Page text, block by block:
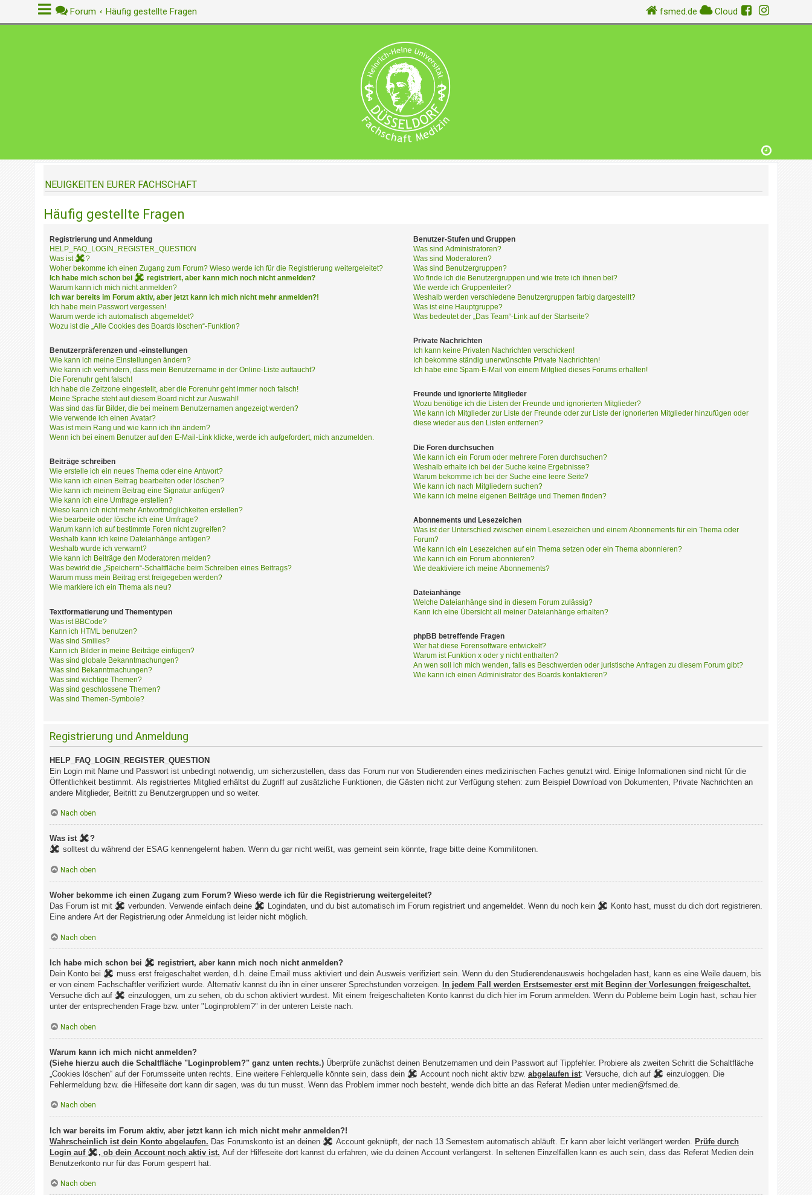
Forum Häufig gestellte Fragen fsmed.de Cloud
NEUIGKEITEN EURER FACHSCHAFT
Häufig gestellte Fragen
Registrierung und Anmeldung
HELP_FAQ_LOGIN_REGISTER_QUESTION
Was ist
?
Woher bekomme ich einen Zugang zum Forum? Wieso werde ich für die Registrierung weitergeleitet?
Ich habe mich schon bei
registriert, aber kann mich noch nicht anmelden?
Warum kann ich mich nicht anmelden?
Ich war bereits im Forum aktiv, aber jetzt kann ich mich nicht mehr anmelden?!
Ich habe mein Passwort vergessen!
Warum werde ich automatisch abgemeldet?
Wozu ist die „Alle Cookies des Boards löschen“-Funktion?
Benutzerpräferenzen und -einstellungen
Wie kann ich meine Einstellungen ändern?
Wie kann ich verhindern, dass mein Benutzername in der Online-Liste auftaucht?
Die Forenuhr geht falsch!
Ich habe die Zeitzone eingestellt, aber die Forenuhr geht immer noch falsch!
Meine Sprache steht auf diesem Board nicht zur Auswahl!
Was sind das für Bilder, die bei meinem Benutzernamen angezeigt werden?
Wie verwende ich einen Avatar?
Was ist mein Rang und wie kann ich ihn ändern?
Wenn ich bei einem Benutzer auf den E-Mail-Link klicke, werde ich aufgefordert, mich anzumelden.
Beiträge schreiben
Wie erstelle ich ein neues Thema oder eine Antwort?
Wie kann ich einen Beitrag bearbeiten oder löschen?
Wie kann ich meinem Beitrag eine Signatur anfügen?
Wie kann ich eine Umfrage erstellen?
Wieso kann ich nicht mehr Antwortmöglichkeiten erstellen?
Wie bearbeite oder lösche ich eine Umfrage?
Warum kann ich auf bestimmte Foren nicht zugreifen?
Weshalb kann ich keine Dateianhänge anfügen?
Weshalb wurde ich verwarnt?
Wie kann ich Beiträge den Moderatoren melden?
Was bewirkt die „Speichern“-Schaltfläche beim Schreiben eines Beitrags?
Warum muss mein Beitrag erst freigegeben werden?
Wie markiere ich ein Thema als neu?
Textformatierung und Thementypen
Was ist BBCode?
Kann ich HTML benutzen?
Was sind Smilies?
Kann ich Bilder in meine Beiträge einfügen?
Was sind globale Bekanntmachungen?
Was sind Bekanntmachungen?
Was sind wichtige Themen?
Was sind geschlossene Themen?
Was sind Themen-Symbole?
Benutzer-Stufen und Gruppen
Was sind Administratoren?
Was sind Moderatoren?
Was sind Benutzergruppen?
Wo finde ich die Benutzergruppen und wie trete ich ihnen bei?
Wie werde ich Gruppenleiter?
Weshalb werden verschiedene Benutzergruppen farbig dargestellt?
Was ist eine Hauptgruppe?
Was bedeutet der „Das Team“-Link auf der Startseite?
Private Nachrichten
Ich kann keine Privaten Nachrichten verschicken!
Ich bekomme ständig unerwünschte Private Nachrichten!
Ich habe eine Spam-E-Mail von einem Mitglied dieses Forums erhalten!
Freunde und ignorierte Mitglieder
Wozu benötige ich die Listen der Freunde und ignorierten Mitglieder?
Wie kann ich Mitglieder zur Liste der Freunde oder zur Liste der ignorierten Mitglieder hinzufügen oder
diese wieder aus den Listen entfernen?
Die Foren durchsuchen
Wie kann ich ein Forum oder mehrere Foren durchsuchen?
Weshalb erhalte ich bei der Suche keine Ergebnisse?
Warum bekomme ich bei der Suche eine leere Seite?
Wie kann ich nach Mitgliedern suchen?
Wie kann ich meine eigenen Beiträge und Themen finden?
Abonnements und Lesezeichen
Was ist der Unterschied zwischen einem Lesezeichen und einem Abonnements für ein Thema oder
Forum?
Wie kann ich ein Lesezeichen auf ein Thema setzen oder ein Thema abonnieren?
Wie kann ich ein Forum abonnieren?
Wie deaktiviere ich meine Abonnements?
Dateianhänge
Welche Dateianhänge sind in diesem Forum zulässig?
Kann ich eine Übersicht all meiner Dateianhänge erhalten?
phpBB betreffende Fragen
Wer hat diese Forensoftware entwickelt?
Warum ist Funktion x oder y nicht enthalten?
An wen soll ich mich wenden, falls es Beschwerden oder juristische Anfragen zu diesem Forum gibt?
Wie kann ich einen Administrator des Boards kontaktieren?
Registrierung und Anmeldung
HELP_FAQ_LOGIN_REGISTER_QUESTION
Ein Login mit Name und Passwort ist unbedingt notwendig, um sicherzustellen, dass das Forum nur von Studierenden eines medizinischen Faches genutzt wird. Einige Informationen sind nicht für die
Öffentlichkeit bestimmt. Als registriertes Mitglied erhältst du Zugriff auf zusätzliche Funktionen, die Gästen nicht zur Verfügung stehen: zum Beispiel Download von Dokumenten, Private Nachrichten an
andere Mitglieder, Beitritt zu Benutzergruppen und so weiter.
Nach oben
Was ist
?
solltest du während der ESAG kennengelernt haben. Wenn du gar nicht weißt, was gemeint sein könnte, frage bitte deine Kommilitonen.
Nach oben
Woher bekomme ich einen Zugang zum Forum? Wieso werde ich für die Registrierung weitergeleitet?
Das Forum ist mit
verbunden. Verwende einfach deine Logindaten, und du bist automatisch im Forum registriert und angemeldet. Wenn du noch kein
Konto hast, musst du dich dort registrieren.
Eine andere Art der Registrierung oder Anmeldung ist leider nicht möglich.
Nach oben
Ich habe mich schon bei
registriert, aber kann mich noch nicht anmelden?
Dein Konto bei
muss erst freigeschaltet werden, d.h. deine Email muss aktiviert und dein Ausweis verifiziert sein. Wenn du den Studierendenausweis hochgeladen hast, kann es eine Weile dauern, bis
er von einem Fachschaftler verifiziert wurde. Alternativ kannst du ihn in einer unserer Sprechstunden vorzeigen.
In jedem Fall werden Erstsemester erst mit Beginn der Vorlesungen freigeschaltet.
Versuche dich auf
einzuloggen, um zu sehen, ob du schon aktiviert wurdest. Mit einem freigeschalteten Konto kannst du dich hier im Forum anmelden. Wenn du Pobleme beim Login hast, schau hier
unter der entsprechenden Frage bzw. unter "Loginproblem?" in der unteren Leiste nach.
Nach oben
Warum kann ich mich nicht anmelden?
(Siehe hierzu auch die Schaltfläche "Loginproblem?" ganz unten rechts.) Überprüfe zunächst deinen Benutzernamen und dein Passwort auf Tippfehler. Probiere als zweiten Schritt die Schaltfläche
„Cookies löschen“ auf der Forumsseite unten rechts. Eine weitere Fehlerquelle könnte sein, dass dein
Account noch nicht aktiv bzw. abgelaufen ist: Versuche, dich auf
einzuloggen. Die
Fehlermeldung bzw. die Hilfeseite dort kann dir sagen, was du tun musst. Wenn das Problem immer noch besteht, wende dich bitte an das Referat Medien unter medien@fsmed.de.
Nach oben
Ich war bereits im Forum aktiv, aber jetzt kann ich mich nicht mehr anmelden?!
Wahrscheinlich ist dein Konto abgelaufen. Das Forumskonto ist an deinen Account geknüpft, der nach 13 Semestern automatisch abläuft. Er kann aber leicht verlängert werden. Prüfe durch
Login auf
, ob dein Account noch aktiv ist. Auf der Hilfeseite dort kannst du erfahren, wie du deinen Account verlängerst. In seltenen Einzelfällen kann es auch sein, dass das Referat Medien dein
Benutzerkonto nur für das Forum gesperrt hat.
Nach oben